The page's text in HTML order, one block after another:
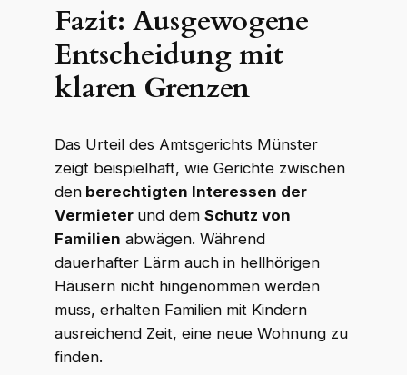
Fazit: Ausgewogene
Entscheidung mit
klaren Grenzen
Das Urteil des Amtsgerichts Münster
zeigt beispielhaft, wie Gerichte zwischen
denberechtigten Interessen der
Vermieter und dem Schutz von
Familien abwägen. Während
dauerhafter Lärm auch in hellhörigen
Häusern nicht hingenommen werden
muss, erhalten Familien mit Kindern
ausreichend Zeit, eine neue Wohnung zu
finden.